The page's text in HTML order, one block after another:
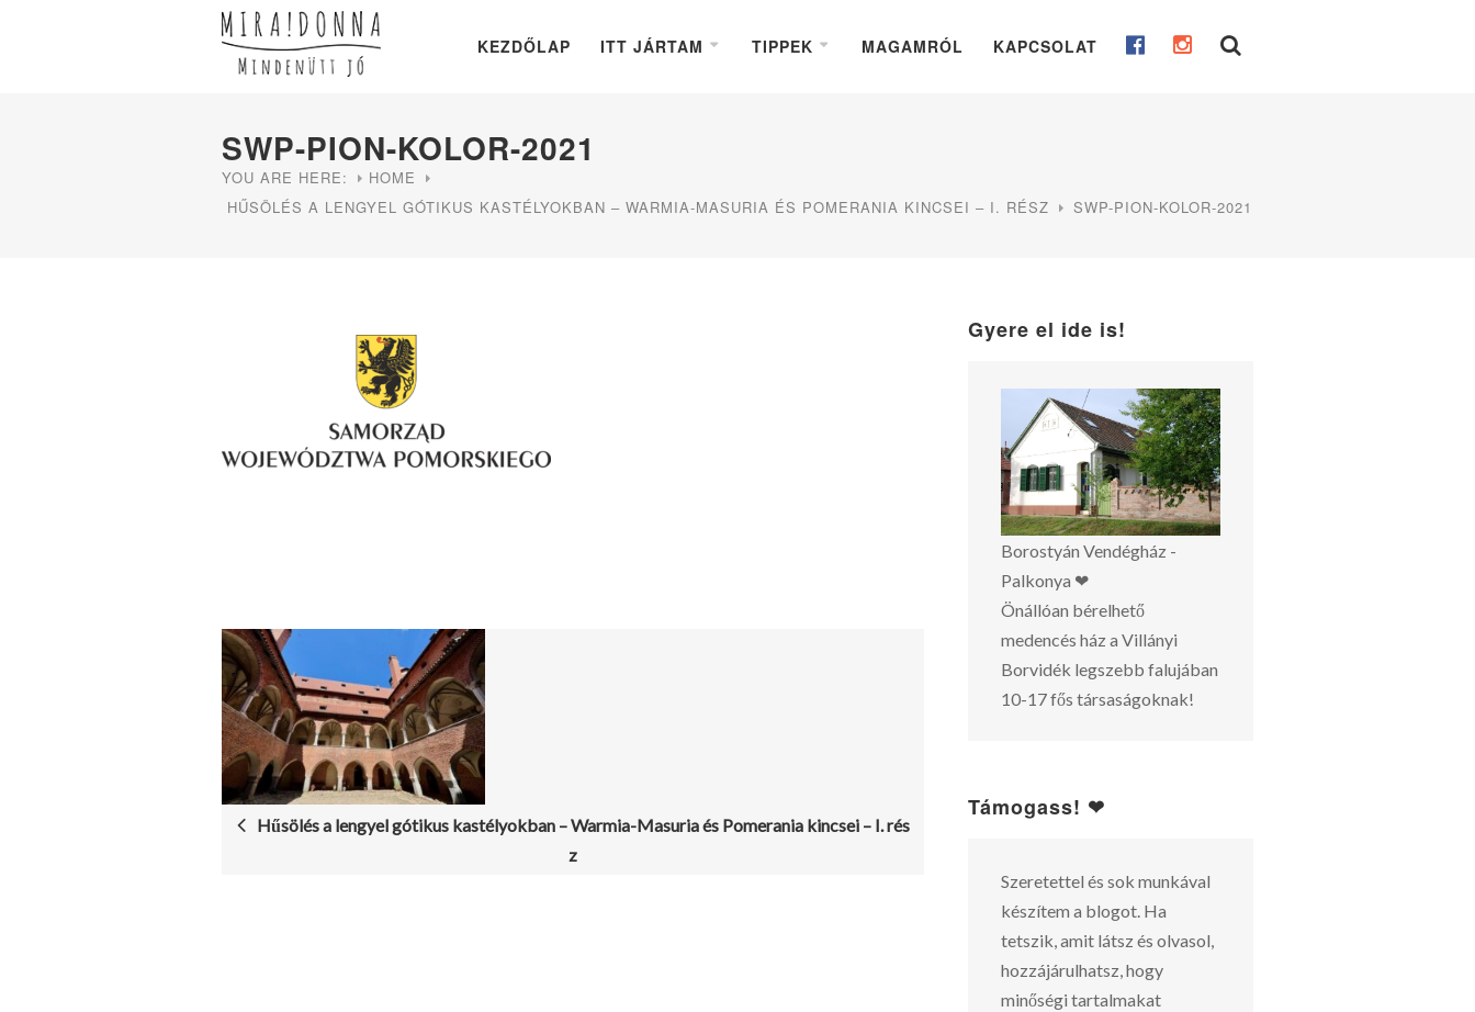
KEZDŐLAP ITT JÁRTAM TIPPEK MAGAMRÓL KAPCSOLAT
SWP-PION-KOLOR-2021
YOU ARE HERE:
HOME
HŰSÖLÉS A LENGYEL GÓTIKUS KASTÉLYOKBAN – WARMIA-MASURIA ÉS POMERANIA KINCSEI – I. RÉSZ
SWP-PION-KOLOR-2021
P
O
S
T
Hűsölés a lengyel gótikus kastélyokban – Warmia-Masuria és Pomerania kincsei – I. rés
z
Gyere el ide is!
Borostyán Vendégház -
Palkonya ❤
Önállóan bérelhető
medencés ház a Villányi
Borvidék legszebb falujában
10-17 fős társaságoknak!
Támogass! ❤
Szeretettel és sok munkával
készítem a blogot. Ha
tetszik, amit látsz és olvasol,
hozzájárulhatsz, hogy
minőségi tartalmakat